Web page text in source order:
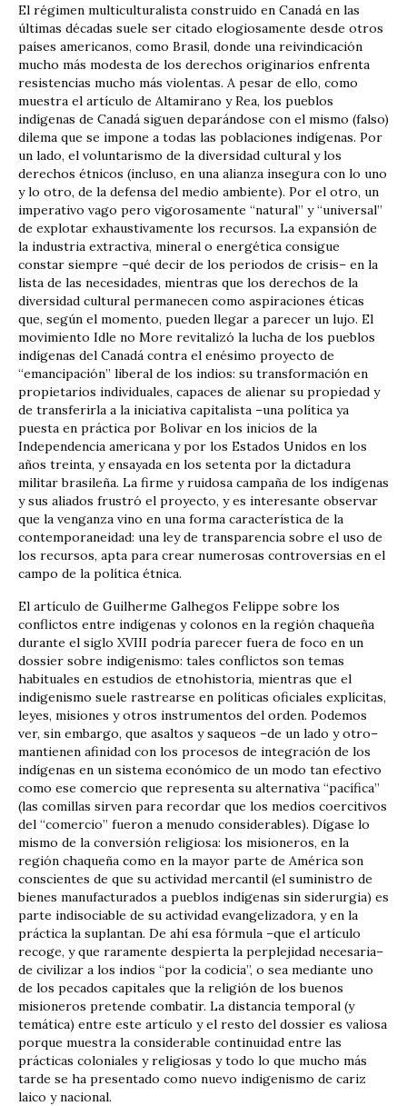
El régimen multiculturalista construido en Canadá en las
últimas décadas suele ser citado elogiosamente desde otros
países americanos, como Brasil, donde una reivindicación
mucho más modesta de los derechos originarios enfrenta
resistencias mucho más violentas. A pesar de ello, como
muestra el artículo de Altamirano y Rea, los pueblos
indígenas de Canadá siguen deparándose con el mismo (falso)
dilema que se impone a todas las poblaciones indígenas. Por
un lado, el voluntarismo de la diversidad cultural y los
derechos étnicos (incluso, en una alianza insegura con lo uno
y lo otro, de la defensa del medio ambiente). Por el otro, un
imperativo vago pero vigorosamente “natural” y “universal”
de explotar exhaustivamente los recursos. La expansión de
la industria extractiva, mineral o energética consigue
constar siempre –qué decir de los periodos de crisis– en la
lista de las necesidades, mientras que los derechos de la
diversidad cultural permanecen como aspiraciones éticas
que, según el momento, pueden llegar a parecer un lujo. El
movimiento Idle no More revitalizó la lucha de los pueblos
indígenas del Canadá contra el enésimo proyecto de
“emancipación” liberal de los indios: su transformación en
propietarios individuales, capaces de alienar su propiedad y
de transferirla a la iniciativa capitalista –una política ya
puesta en práctica por Bolivar en los inicios de la
Independencia americana y por los Estados Unidos en los
años treinta, y ensayada en los setenta por la dictadura
militar brasileña. La firme y ruidosa campaña de los indígenas
y sus aliados frustró el proyecto, y es interesante observar
que la venganza vino en una forma característica de la
contemporaneidad: una ley de transparencia sobre el uso de
los recursos, apta para crear numerosas controversias en el
campo de la política étnica.
El artículo de Guilherme Galhegos Felippe sobre los
conflictos entre indígenas y colonos en la región chaqueña
durante el siglo XVIII podría parecer fuera de foco en un
dossier sobre indigenismo: tales conflictos son temas
habituales en estudios de etnohistoria, mientras que el
indigenismo suele rastrearse en políticas oficiales explícitas,
leyes, misiones y otros instrumentos del orden. Podemos
ver, sin embargo, que asaltos y saqueos –de un lado y otro–
mantienen afinidad con los procesos de integración de los
indígenas en un sistema económico de un modo tan efectivo
como ese comercio que representa su alternativa “pacífica”
(las comillas sirven para recordar que los medios coercitivos
del “comercio” fueron a menudo considerables). Dígase lo
mismo de la conversión religiosa: los misioneros, en la
región chaqueña como en la mayor parte de América son
conscientes de que su actividad mercantil (el suministro de
bienes manufacturados a pueblos indígenas sin siderurgia) es
parte indisociable de su actividad evangelizadora, y en la
práctica la suplantan. De ahí esa fórmula –que el artículo
recoge, y que raramente despierta la perplejidad necesaria–
de civilizar a los indios “por la codicia”, o sea mediante uno
de los pecados capitales que la religión de los buenos
misioneros pretende combatir. La distancia temporal (y
temática) entre este artículo y el resto del dossier es valiosa
porque muestra la considerable continuidad entre las
prácticas coloniales y religiosas y todo lo que mucho más
tarde se ha presentado como nuevo indigenismo de cariz
laico y nacional.